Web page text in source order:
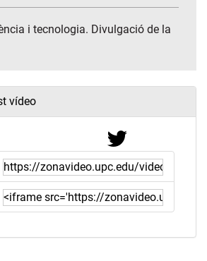
i tecnologia. Divulgació de la
vídeo